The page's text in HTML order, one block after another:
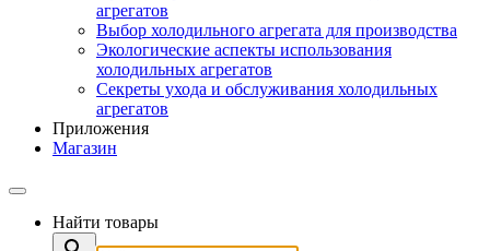
агрегатов
Выбор холодильного агрегата для производства
Экологические аспекты использования
холодильных агрегатов
Секреты ухода и обслуживания холодильных
агрегатов
Приложения
Магазин
Найти товары